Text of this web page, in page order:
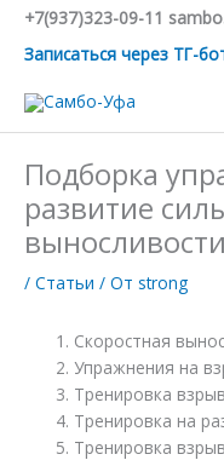
Перейти
содержимому
+7(937)323-09-11
Записаться через ТГ-
Подборка
развитие
/ Статьи / От strong
Скоростная
Упражнения на
Тренировка
Тренировка на
Тренировка